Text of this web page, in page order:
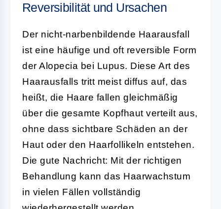
Reversibilität und Ursachen
Der nicht-narbenbildende Haarausfall
ist eine häufige und oft reversible Form
der Alopecia bei Lupus. Diese Art des
Haarausfalls tritt meist diffus auf, das
heißt, die Haare fallen gleichmäßig
über die gesamte Kopfhaut verteilt aus,
ohne dass sichtbare Schäden an der
Haut oder den Haarfollikeln entstehen.
Die gute Nachricht: Mit der richtigen
Behandlung kann das Haarwachstum
in vielen Fällen vollständig